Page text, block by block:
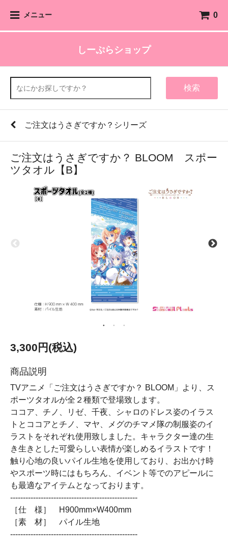
メニュー 0
しーぷらショップ
検索
ご注文はうさぎですか？シリーズ
ご注文はうさぎですか？ BLOOM スポー
ツタオル【B】
3,300円(税込)
商品説明
TVアニメ「ご注文はうさぎですか？ BLOOM」より、ス
ポーツタオルが全２種類で登場致します。
ココア、チノ、リゼ、千夜、シャロのドレス姿のイラス
トとココアとチノ、マヤ、メグのチマメ隊の制服姿のイ
ラストをそれぞれ使用致しました。キャラクター達の生
き生きとした可愛らしい表情が楽しめるイラストです！
触り心地の良いパイル生地を使用しており、お出かけ時
やスポーツ時にはもちろん、イベント等でのアピールに
も最適なアイテムとなっております。
--------------------------------------------------
［仕 様］ H900mm×W400mm
［素 材］ パイル生地
--------------------------------------------------